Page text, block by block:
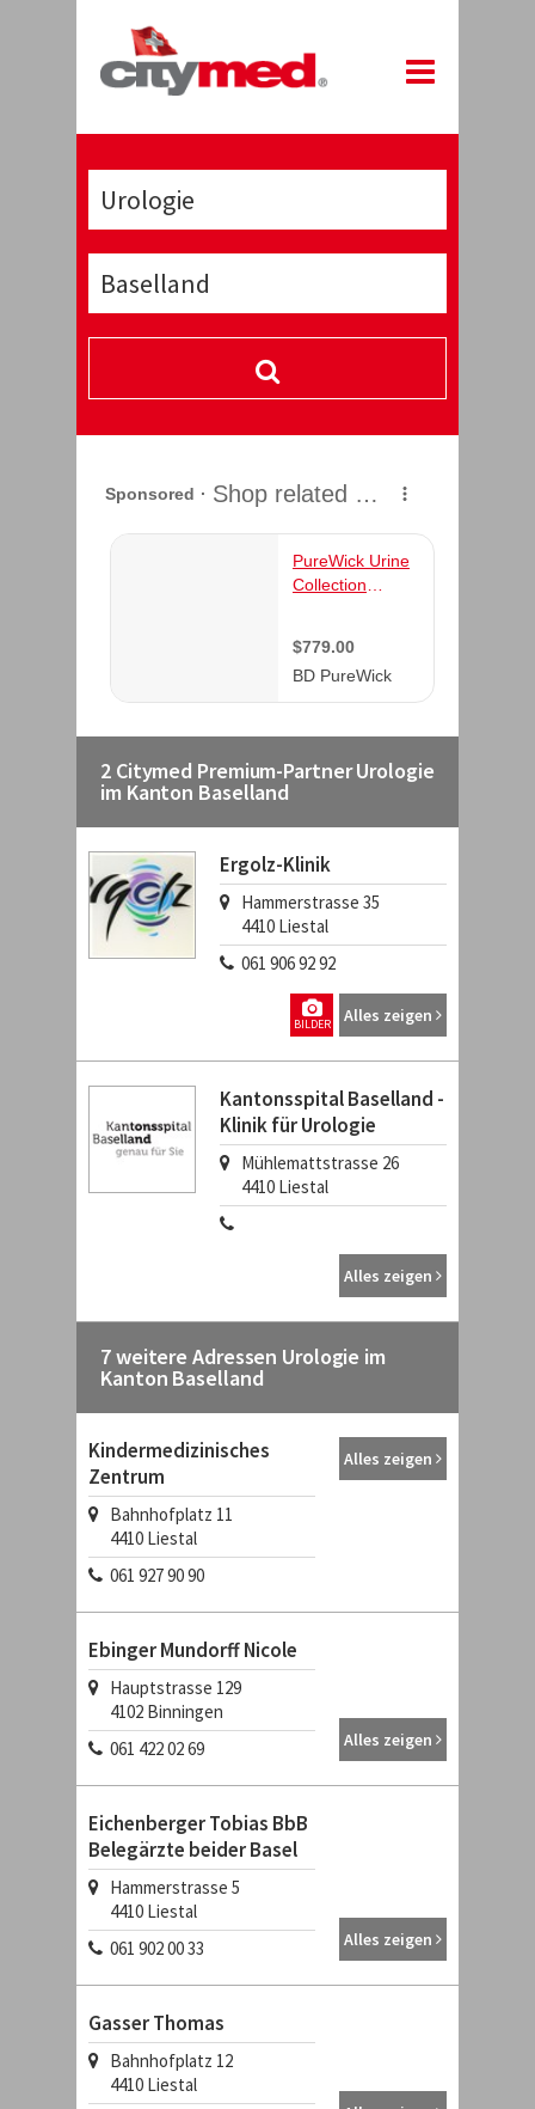
2 Citymed Premium-Partner Urologie
im Kanton Baselland
Ergolz-Klinik
Hammerstrasse 35
4410 Liestal
061 906 92 92
Alles zeigen
BILDER
Kantonsspital Baselland -
Klinik für Urologie
Mühlemattstrasse 26
4410 Liestal
Alles zeigen
7 weitere Adressen Urologie im
Kanton Baselland
Kindermedizinisches
Zentrum
Bahnhofplatz 11
4410 Liestal
061 927 90 90
Alles zeigen
Ebinger Mundorff Nicole
Hauptstrasse 129
4102 Binningen
061 422 02 69
Alles zeigen
Eichenberger Tobias BbB
Belegärzte beider Basel
Hammerstrasse 5
4410 Liestal
061 902 00 33
Alles zeigen
Gasser Thomas
Bahnhofplatz 12
4410 Liestal